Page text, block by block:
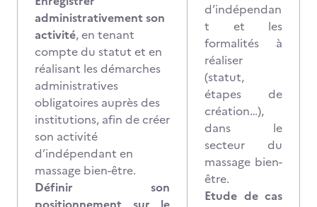
administrativement son
activité, en tenant
compte du statut et en
réalisant les démarches
administratives
obligatoires auprès des
institutions, afin de créer
son activité
d’indépendant en
massage bien-être.
Définir son
d’indépendan
t et les
formalités à
réaliser
(statut,
étapes de
création…),
dans le
secteur du
massage bien-
être.
Etude de cas